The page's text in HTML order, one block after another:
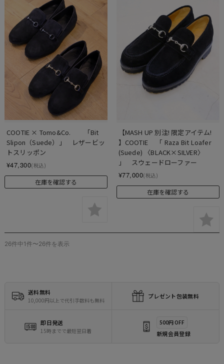
COOTIE × Tomo&Co.　　「Bit
Slipon（Suede）」　レザービッ
トスリッポン
¥47,300(税込)
在庫を確認する
【MASH UP 別注! 限定アイテム!
】COOTIE 　「 Raza Bit Loafer
(Suede) 〈BLACK×SILVER〉
」　スウェードローファー
¥77,000(税込)
在庫を確認する
26件中1件〜26件を表示
送料無料
10,000円以上で代引手数料も無料
プレゼント包装無料
即日発送
15時までで最短翌日着
500円 OFF
新規会員登録